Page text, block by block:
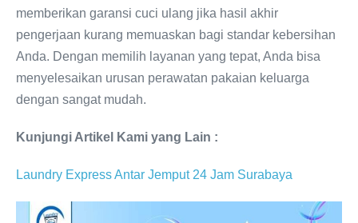
memberikan garansi cuci ulang jika hasil akhir
pengerjaan kurang memuaskan bagi standar kebersihan
Anda. Dengan memilih layanan yang tepat, Anda bisa
menyelesaikan urusan perawatan pakaian keluarga
dengan sangat mudah.
Kunjungi Artikel Kami yang Lain :
Laundry Express Antar Jemput 24 Jam Surabaya